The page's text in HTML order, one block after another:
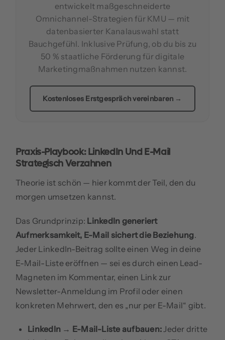
entwickelt maßgeschneiderte
Omnichannel-Strategien für KMU — mit
datenbasierter Kanalauswahl statt
Bauchgefühl. Inklusive Prüfung, ob du bis zu
50 % staatliche Förderung für digitale
Marketingmaßnahmen nutzen kannst.
Kostenloses Erstgespräch vereinbaren →
Praxis-Playbook: LinkedIn Und E-Mail
Strategisch Verzahnen
Theorie ist schön — hier kommt der Teil, den du
morgen umsetzen kannst.
Das Grundprinzip: LinkedIn generiert
Aufmerksamkeit, E-Mail sichert die Beziehung.
Jeder LinkedIn-Beitrag sollte einen Weg in deine
E-Mail-Liste eröffnen — sei es durch einen Lead-
Magneten im Kommentar, einen Link zur
Newsletter-Anmeldung im Profil oder einen
konkreten Mehrwert, den es „nur per E-Mail“ gibt.
LinkedIn → E-Mail-Liste aufbauen: Jeder dritte